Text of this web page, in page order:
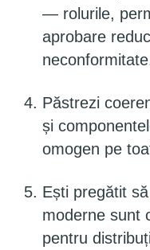
— rolurile,
aprobare
Păstrezi
și
omogen pe
Ești pregătit
moderne sunt
pentru